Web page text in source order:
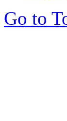
Go to